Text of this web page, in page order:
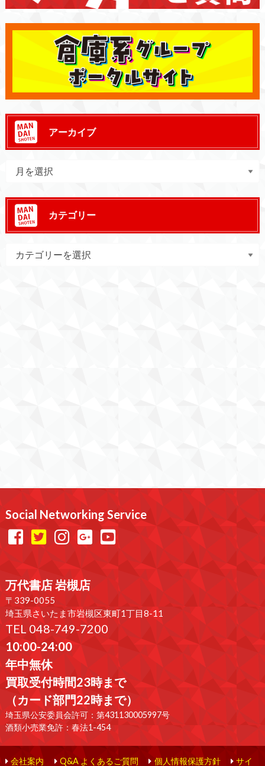
アーカイブ
カテゴリー
Social Networking Service
万代書店 岩槻店
〒339-0055
埼玉県さいたま市岩槻区東町1丁目8-11
TEL 048-749-7200
10:00-24:00
年中無休
買取受付時間23時まで
（カード部門22時まで）
埼玉県公安委員会許可：第431130005997号
酒類小売業免許：春法1-454
会社案内 Q&A よくあるご質問 個人情報保護方針 サイ